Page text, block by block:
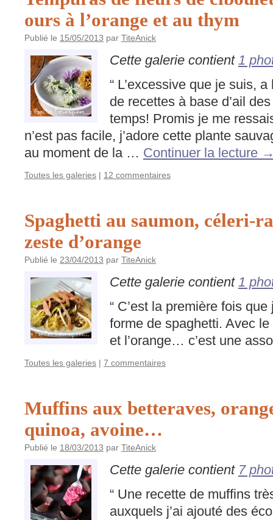
ours à l’orange et au thym
Publié le 15/05/2013 par TiteAnick
Cette galerie contient 1
“ L’excessive que je suis,
de recettes à base d’ail
temps! Promis je me
n’est pas facile, j’adore cette plante
au moment de la … Continuer la lecture
Toutes les galeries | 12 commentaires
Spaghetti au saumon, céleri-
zeste d’orange
Publié le 23/04/2013 par TiteAnick
Cette galerie contient 1
“ C’est la première fois
forme de spaghetti. Avec
et l’orange… c’est une
Toutes les galeries | 7 commentaires
Muffins aux betteraves,
quinoa, avoine…
Publié le 18/03/2013 par TiteAnick
Cette galerie contient 7
“ Une recette de muffins
auxquels j’ai ajouté des